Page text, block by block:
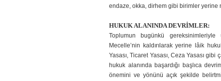
endaze, okka, dirhem gibi birimler yerine
HUKUK ALANINDA DEVRİMLER:
Toplumun bugünkü gereksinimleriyle
Mecelle’nin kaldırılarak yerine lâik
Yasası, Ticaret Yasası, Ce­za Yasası
hu­kuk alanında başardığı başlıca
önemini ve yönünü açık şekilde